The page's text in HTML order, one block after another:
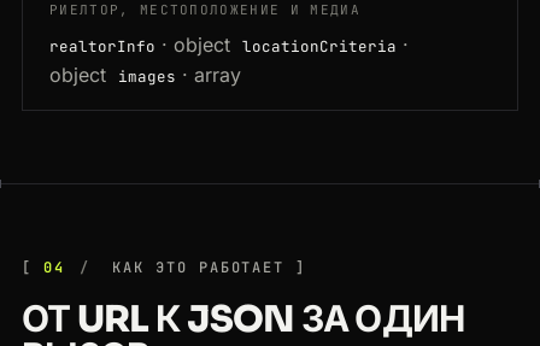
РИЕЛТОР, МЕСТОПОЛОЖЕНИЕ И МЕДИА
realtorInfo · object locationCriteria ·
object
images · array
04 КАК ЭТО РАБОТАЕТ
ОТ URL К JSON ЗА ОДИН